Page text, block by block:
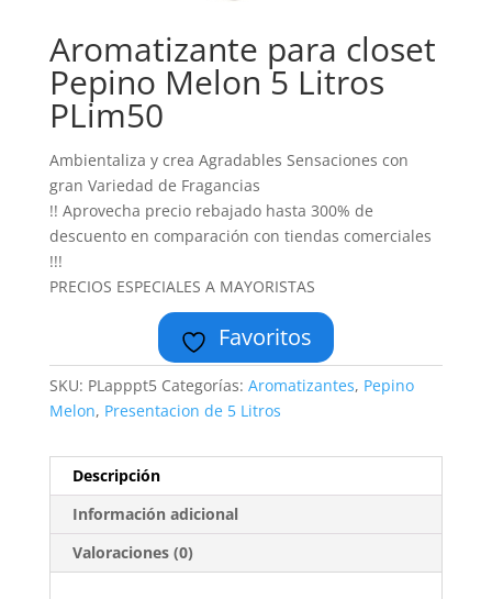
Aromatizante para closet
Pepino Melon 5 Litros
PLim50
Ambientaliza y crea Agradables Sensaciones con
gran Variedad de Fragancias
!! Aprovecha precio rebajado hasta 300% de
descuento en comparación con tiendas comerciales
!!!
PRECIOS ESPECIALES A MAYORISTAS
Favoritos
SKU: PLapppt5 Categorías: Aromatizantes, Pepino
Melon, Presentacion de 5 Litros
Descripción
Información adicional
Valoraciones (0)